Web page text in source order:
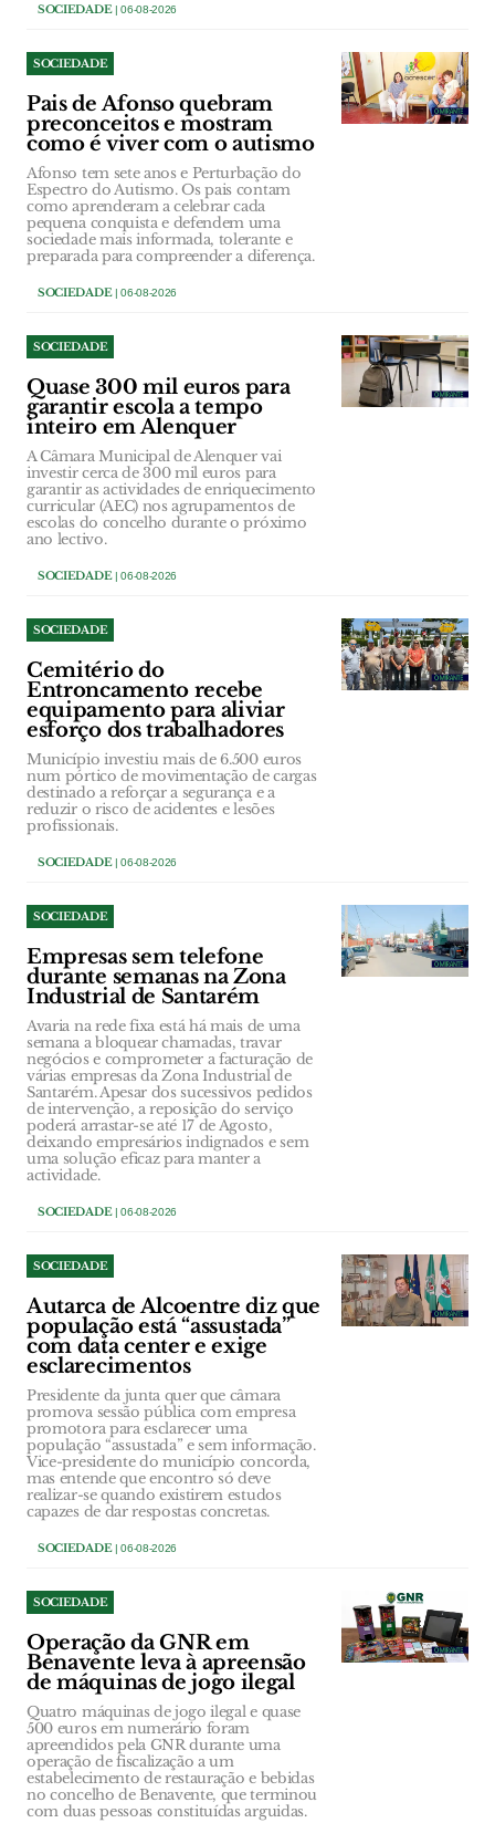
SOCIEDADE| 06-08-2026
SOCIEDADE
Pais de Afonso quebram
preconceitos e mostram
como é viver com o autismo
Afonso tem sete anos e Perturbação do
Espectro do Autismo. Os pais contam
como aprenderam a celebrar cada
pequena conquista e defendem uma
sociedade mais informada, tolerante e
preparada para compreender a diferença.
SOCIEDADE| 06-08-2026
SOCIEDADE
Quase 300 mil euros para
garantir escola a tempo
inteiro em Alenquer
A Câmara Municipal de Alenquer vai
investir cerca de 300 mil euros para
garantir as actividades de enriquecimento
curricular (AEC) nos agrupamentos de
escolas do concelho durante o próximo
ano lectivo.
SOCIEDADE| 06-08-2026
SOCIEDADE
Cemitério do
Entroncamento recebe
equipamento para aliviar
esforço dos trabalhadores
Município investiu mais de 6.500 euros
num pórtico de movimentação de cargas
destinado a reforçar a segurança e a
reduzir o risco de acidentes e lesões
profissionais.
SOCIEDADE| 06-08-2026
SOCIEDADE
Empresas sem telefone
durante semanas na Zona
Industrial de Santarém
Avaria na rede fixa está há mais de uma
semana a bloquear chamadas, travar
negócios e comprometer a facturação de
várias empresas da Zona Industrial de
Santarém. Apesar dos sucessivos pedidos
de intervenção, a reposição do serviço
poderá arrastar-se até 17 de Agosto,
deixando empresários indignados e sem
uma solução eficaz para manter a
actividade.
SOCIEDADE| 06-08-2026
SOCIEDADE
Autarca de Alcoentre diz que
população está “assustada”
com data center e exige
esclarecimentos
Presidente da junta quer que câmara
promova sessão pública com empresa
promotora para esclarecer uma
população “assustada” e sem informação.
Vice-presidente do município concorda,
mas entende que encontro só deve
realizar-se quando existirem estudos
capazes de dar respostas concretas.
SOCIEDADE| 06-08-2026
SOCIEDADE
Operação da GNR em
Benavente leva à apreensão
de máquinas de jogo ilegal
Quatro máquinas de jogo ilegal e quase
500 euros em numerário foram
apreendidos pela GNR durante uma
operação de fiscalização a um
estabelecimento de restauração e bebidas
no concelho de Benavente, que terminou
com duas pessoas constituídas arguidas.